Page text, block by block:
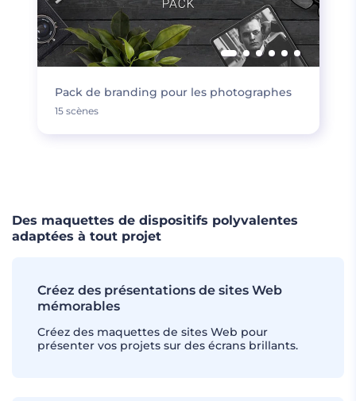
Pack de branding pour les photographes
15 scènes
Des maquettes de dispositifs polyvalentes
adaptées à tout projet
Créez des présentations de sites Web
mémorables
Créez des maquettes de sites Web pour
présenter vos projets sur des écrans brillants.